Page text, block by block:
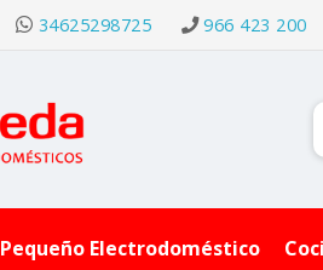
34625298725 966 423 200
Pequeño Electrodoméstico